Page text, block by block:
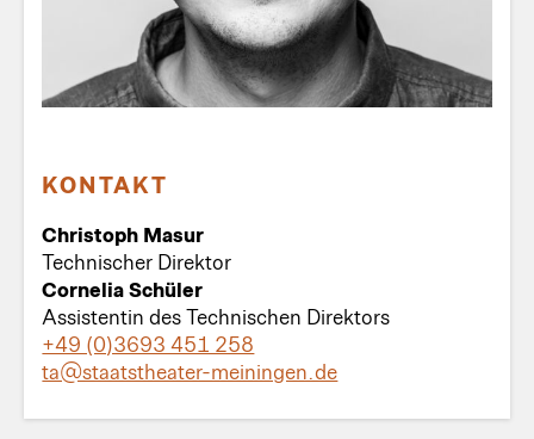
KONTAKT
Christoph Masur
Technischer Direktor
Cornelia Schüler
Assistentin des Technischen Direktors
+49 (0)3693 451 258
ta@staatstheater-meiningen.de